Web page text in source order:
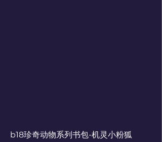
b18珍奇动物系列书包-机灵小粉狐